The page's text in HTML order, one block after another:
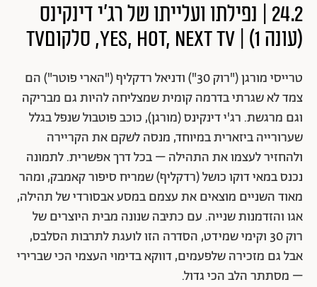
24.2 | נפילתו ועלייתו של רג'י דינקינס
(עונה 1) | yes, HOT, NEXT TV, סלקוםTV
טרייסי מורגן ("רוק 30") ודניאל רדקליף ("הארי פוטר") הם
צמד לא שגרתי בדרמה קומית שמצליחה להיות גם מבריקה
וגם מרגשת. רג'י דינקינס (מורגן), כוכב פוטבול שנפל בגלל
שערורייה ביזארית במיוחד, מנסה לשקם את הקריירה
ולהחזיר לעצמו את התהילה – בכל דרך אפשרית. לתמונה
נכנס במאי דוקו כושל (רדקליף) שמריח סיפור קאמבק, ומהר
מאוד השניים מוצאים את עצמם במסע אבסורדי של תהילה,
אגו והזדמנות שנייה. עם כתיבה שנונה מבית היוצרים של
רוק 30 וקימי שמידט, הסדרה הזו לועגת לתרבות הסלבס,
אבל גם מזכירה שלפעמים, דווקא בדימוי העצמי הכי שברירי
– מסתתר הלב הכי גדול.